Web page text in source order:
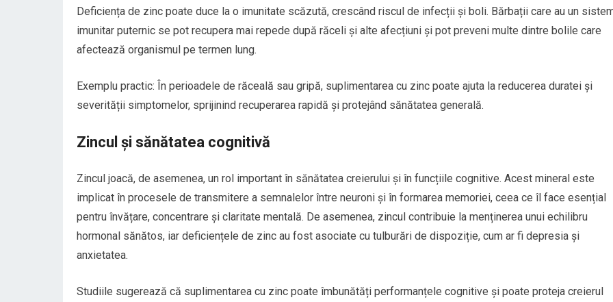
Deficiența de zinc poate duce la o imunitate scăzută, crescând riscul de infecții și boli. Bărbații care au un
imunitar puternic se pot recupera mai repede după răceli și alte afecțiuni și pot preveni multe dintre bolile care
afectează organismul pe termen lung.
Exemplu practic: În perioadele de răceală sau gripă, suplimentarea cu zinc poate ajuta la reducerea duratei și
severității simptomelor, sprijinind recuperarea rapidă și protejând sănătatea generală.
Zincul și sănătatea cognitivă
Zincul joacă, de asemenea, un rol important în sănătatea creierului și în funcțiile cognitive. Acest mineral este
implicat în procesele de transmitere a semnalelor între neuroni și în formarea memoriei, ceea ce îl face esențial
pentru învățare, concentrare și claritate mentală. De asemenea, zincul contribuie la menținerea unui echilibru
hormonal sănătos, iar deficiențele de zinc au fost asociate cu tulburări de dispoziție, cum ar fi depresia și
anxietatea.
Studiile sugerează că suplimentarea cu zinc poate îmbunătăți performanțele cognitive și poate proteja creierul